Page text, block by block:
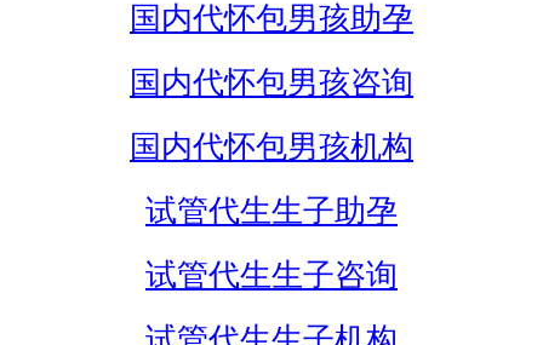
国内代怀包男孩助孕
国内代怀包男孩咨询
国内代怀包男孩机构
试管代生生子助孕
试管代生生子咨询